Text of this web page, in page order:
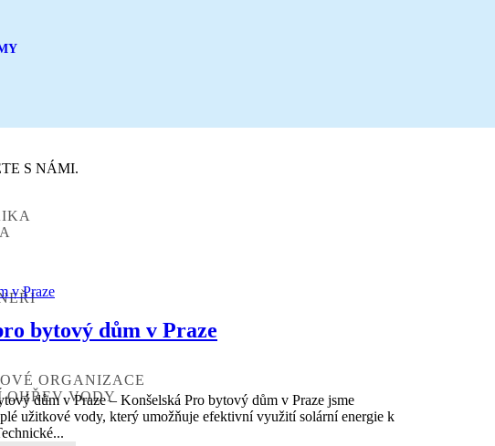
S NÁMI.
ORGANIZACE
OHŘEV VODY
bytový dům v Praze
dům v Praze – Konšelská Pro bytový dům v Praze jsme
užitkové vody, který umožňuje efektivní využití solární energie k